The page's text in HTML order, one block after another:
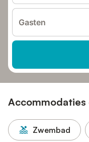
Gasten
Accommodaties
Zwembad